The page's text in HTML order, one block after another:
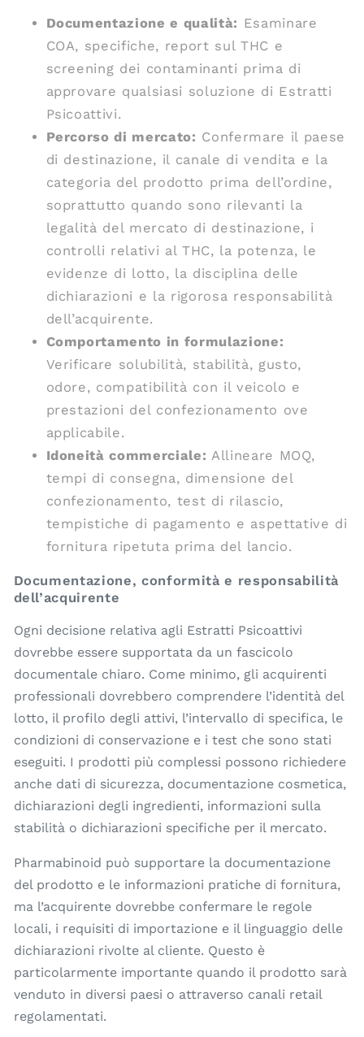
Documentazione e qualità: Esaminare
COA, specifiche, report sul THC e
screening dei contaminanti prima di
approvare qualsiasi soluzione di Estratti
Psicoattivi.
Percorso di mercato: Confermare il paese
di destinazione, il canale di vendita e la
categoria del prodotto prima dell’ordine,
soprattutto quando sono rilevanti la
legalità del mercato di destinazione, i
controlli relativi al THC, la potenza, le
evidenze di lotto, la disciplina delle
dichiarazioni e la rigorosa responsabilità
dell’acquirente.
Comportamento in formulazione:
Verificare solubilità, stabilità, gusto,
odore, compatibilità con il veicolo e
prestazioni del confezionamento ove
applicabile.
Idoneità commerciale: Allineare MOQ,
tempi di consegna, dimensione del
confezionamento, test di rilascio,
tempistiche di pagamento e aspettative di
fornitura ripetuta prima del lancio.
Documentazione, conformità e responsabilità
dell’acquirente
Ogni decisione relativa agli Estratti Psicoattivi
dovrebbe essere supportata da un fascicolo
documentale chiaro. Come minimo, gli acquirenti
professionali dovrebbero comprendere l’identità del
lotto, il profilo degli attivi, l’intervallo di specifica, le
condizioni di conservazione e i test che sono stati
eseguiti. I prodotti più complessi possono richiedere
anche dati di sicurezza, documentazione cosmetica,
dichiarazioni degli ingredienti, informazioni sulla
stabilità o dichiarazioni specifiche per il mercato.
Pharmabinoid può supportare la documentazione
del prodotto e le informazioni pratiche di fornitura,
ma l’acquirente dovrebbe confermare le regole
locali, i requisiti di importazione e il linguaggio delle
dichiarazioni rivolte al cliente. Questo è
particolarmente importante quando il prodotto sarà
venduto in diversi paesi o attraverso canali retail
regolamentati.